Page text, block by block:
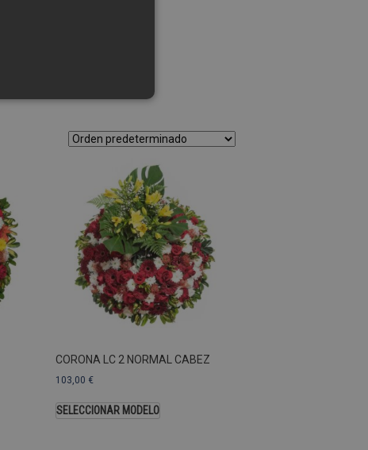
CORONA LC 2 NORMAL CABEZ
103,00 €
SELECCIONAR MODELO
Esas cookies no se pueden
Analytics, que es
de Google más utilizado.
asignando un número
Se incluye en cada
los datos de visitantes,
sitios. De forma
los propietarios de sitios